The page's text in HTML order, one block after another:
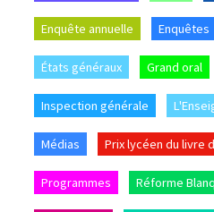
Enquête annuelle Enquêtes
États généraux Grand oral
Inspection générale
Médias Prix lycéen du livre
Programmes Réforme